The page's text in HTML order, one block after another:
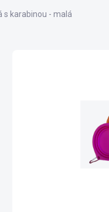
s karabinou - malá